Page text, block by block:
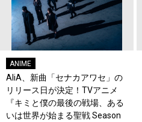
ANIME
AliA、新曲「セナカアワセ」の
リリース日が決定！TVアニメ
『キミと僕の最後の戦場、ある
いは世界が始まる聖戦 Season